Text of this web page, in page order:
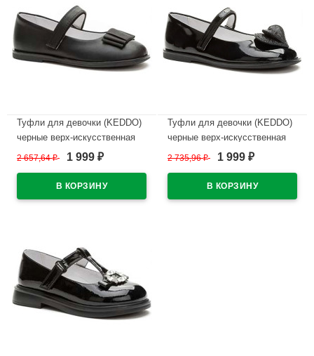
Туфли для девочки (KEDDO)
черные верх-искусственная
кожа лак подкладка-
956408/03-01
2 657,64₽ 1 999 ₽
Туфли для девочки (KEDDO)
черные верх-искусственная
кожа лак подкладка-
956408/04-02
2 735,96₽ 1 999 ₽